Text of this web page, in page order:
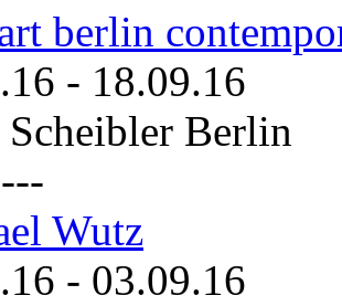
berlin
- 18.09.16
Berlin
Wutz
- 03.09.16